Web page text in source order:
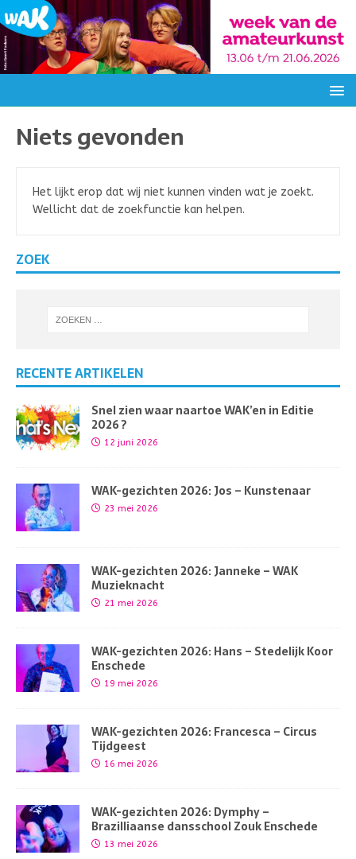
Niets gevonden
Het lijkt erop dat wij niet kunnen vinden wat je zoekt.
Wellicht dat de zoekfunctie kan helpen.
ZOEK
RECENTE ARTIKELEN
Snel zien waar naartoe WAK’en in Editie
2026 ?
12 juni 2026
WAK-gezichten 2026: Jos – Kunstenaar
23 mei 2026
WAK-gezichten 2026: Janneke – WAK
Muzieknacht
21 mei 2026
WAK-gezichten 2026: Hans – Stedelijk Koor
Enschede
19 mei 2026
WAK-gezichten 2026: Francesca – Circus
Tijdgeest
16 mei 2026
WAK-gezichten 2026: Dymphy –
Brazilliaanse dansschool Zouk Enschede
13 mei 2026